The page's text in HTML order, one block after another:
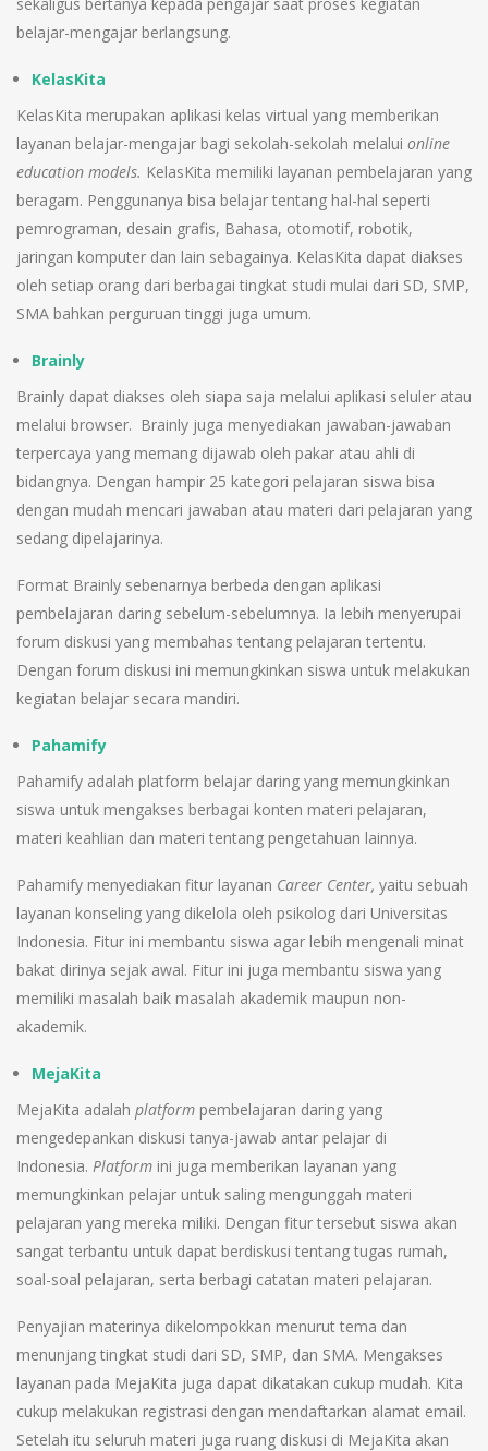
belajar-mengajar berlangsung.
KelasKita
KelasKita merupakan aplikasi kelas virtual yang memberikan
layanan belajar-mengajar bagi sekolah-sekolah melalui online
education models. KelasKita memiliki layanan pembelajaran yang
beragam. Penggunanya bisa belajar tentang hal-hal seperti
pemrograman, desain grafis, Bahasa, otomotif, robotik,
jaringan komputer dan lain sebagainya. KelasKita dapat diakses
oleh setiap orang dari berbagai tingkat studi mulai dari SD, SMP,
SMA bahkan perguruan tinggi juga umum.
Brainly
Brainly dapat diakses oleh siapa saja melalui aplikasi seluler atau
melalui browser. Brainly juga menyediakan jawaban-jawaban
terpercaya yang memang dijawab oleh pakar atau ahli di
bidangnya. Dengan hampir 25 kategori pelajaran siswa bisa
dengan mudah mencari jawaban atau materi dari pelajaran yang
sedang dipelajarinya.
Format Brainly sebenarnya berbeda dengan aplikasi
pembelajaran daring sebelum-sebelumnya. Ia lebih menyerupai
forum diskusi yang membahas tentang pelajaran tertentu.
Dengan forum diskusi ini memungkinkan siswa untuk melakukan
kegiatan belajar secara mandiri.
Pahamify
Pahamify adalah platform belajar daring yang memungkinkan
siswa untuk mengakses berbagai konten materi pelajaran,
materi keahlian dan materi tentang pengetahuan lainnya.
Pahamify menyediakan fitur layanan Career Center, yaitu sebuah
layanan konseling yang dikelola oleh psikolog dari Universitas
Indonesia. Fitur ini membantu siswa agar lebih mengenali minat
bakat dirinya sejak awal. Fitur ini juga membantu siswa yang
memiliki masalah baik masalah akademik maupun non-
akademik.
MejaKita
MejaKita adalah platform pembelajaran daring yang
mengedepankan diskusi tanya-jawab antar pelajar di
Indonesia. Platform ini juga memberikan layanan yang
memungkinkan pelajar untuk saling mengunggah materi
pelajaran yang mereka miliki. Dengan fitur tersebut siswa akan
sangat terbantu untuk dapat berdiskusi tentang tugas rumah,
soal-soal pelajaran, serta berbagi catatan materi pelajaran.
Penyajian materinya dikelompokkan menurut tema dan
menunjang tingkat studi dari SD, SMP, dan SMA. Mengakses
layanan pada MejaKita juga dapat dikatakan cukup mudah. Kita
cukup melakukan registrasi dengan mendaftarkan alamat email.
Setelah itu seluruh materi juga ruang diskusi di MejaKita akan